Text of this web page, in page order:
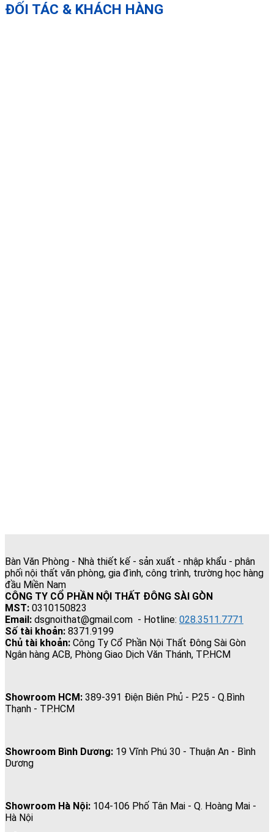
ĐỐI TÁC & KHÁCH HÀNG
Bàn Văn Phòng - Nhà thiết kế - sản xuất - nhập khẩu - phân
phối nội thất văn phòng, gia đình, công trình, trường học hàng
đầu Miền Nam
CÔNG TY CỔ PHẦN NỘI THẤT ĐÔNG SÀI GÒN
MST: 0310150823
Email: dsgnoithat@gmail.com - Hotline: 028.3511.7771
Số tài khoản: 8371.9199
Chủ tài khoản: Công Ty Cổ Phần Nội Thất Đông Sài Gòn
Ngân hàng ACB, Phòng Giao Dịch Văn Thánh, TP.HCM
Showroom HCM: 389-391 Điện Biên Phủ - P.25 - Q.Bình
Thạnh - TP.HCM
Showroom Bình Dương: 19 Vĩnh Phú 30 - Thuận An - Bình
Dương
Showroom Hà Nội: 104-106 Phố Tân Mai - Q. Hoàng Mai -
Hà Nội